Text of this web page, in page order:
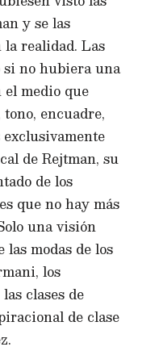
y se las
realidad. Las
si no hubiera una
medio que
encuadre,
de Rejtman, su
de los
que no hay más
una visión
modas de los
los
clases de
de clase